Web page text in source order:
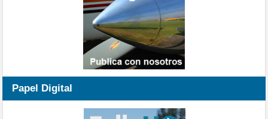
Papel Digital